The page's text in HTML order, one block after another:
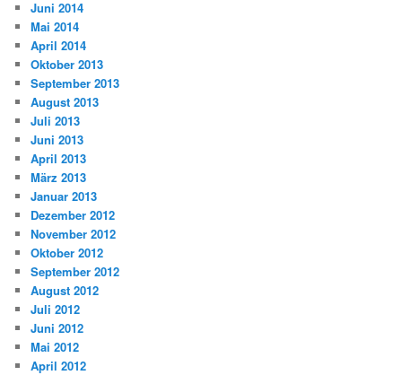
Juni 2014
Mai 2014
April 2014
Oktober 2013
September 2013
August 2013
Juli 2013
Juni 2013
April 2013
März 2013
Januar 2013
Dezember 2012
November 2012
Oktober 2012
September 2012
August 2012
Juli 2012
Juni 2012
Mai 2012
April 2012